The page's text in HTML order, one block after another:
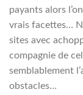
payants alors
vrais facettes…
sites avec
compagnie de
semblablement
obstacles…